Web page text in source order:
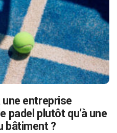
entreprise
plutôt qu’à une
bâtiment ?